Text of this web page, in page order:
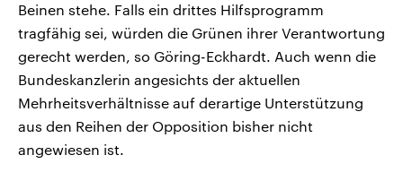
Beinen stehe. Falls ein drittes Hilfsprogramm
tragfähig sei, würden die Grünen ihrer Verantwortung
gerecht werden, so Göring-Eckhardt. Auch wenn die
Bundeskanzlerin angesichts der aktuellen
Mehrheitsverhältnisse auf derartige Unterstützung
aus den Reihen der Opposition bisher nicht
angewiesen ist.